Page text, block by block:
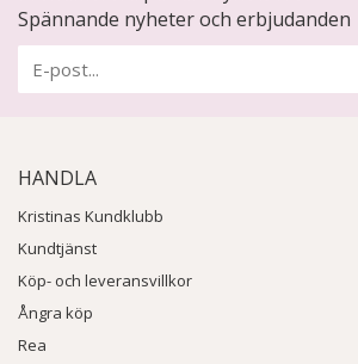
Spännande nyheter och erbjudanden
HANDLA
Kristinas Kundklubb
Kundtjänst
Köp- och leveransvillkor
Ångra köp
Rea